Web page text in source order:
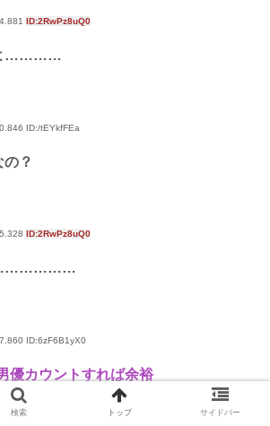
ID:2RwPz8uQ0
よ…………
ID:/tEYkfFEa
？
ID:2RwPz8uQ0
ID:6zF6B1yX0
優カウントすれば余裕
検索 トップ サイドバー